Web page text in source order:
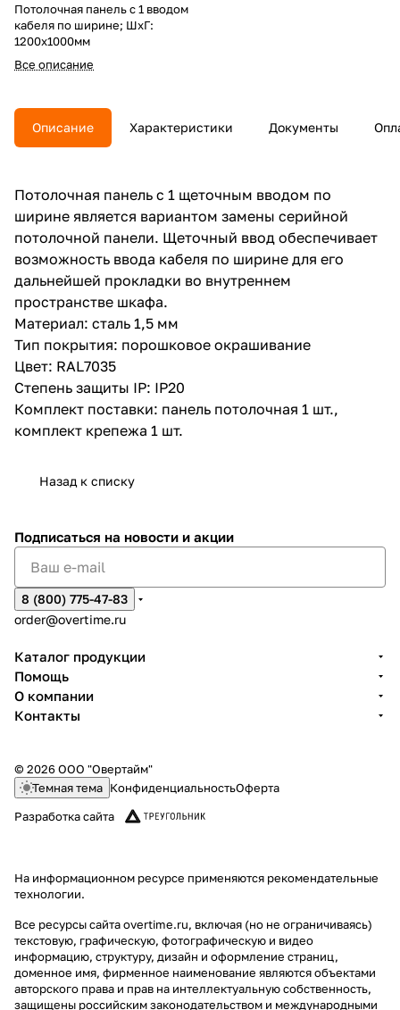
Потолочная панель с 1 вводом
кабеля по ширине; ШхГ:
1200х1000мм
Все описание
Описание Характеристики Документы
Потолочная панель с 1 щеточным вводом по
ширине является вариантом замены серийной
потолочной панели. Щеточный ввод обеспечивает
возможность ввода кабеля по ширине для его
дальнейшей прокладки во внутреннем
пространстве шкафа.
Материал: сталь 1,5 мм
Тип покрытия: порошковое окрашивание
Цвет: RAL7035
Степень защиты IP: IP20
Комплект поставки: панель потолочная 1 шт.,
комплект крепежа 1 шт.
Назад к списку
Подписаться на новости и акции
8 (800) 775-47-83
order@overtime.ru
Каталог продукции
Помощь
О компании
Контакты
© 2026 ООО "Овертайм"
Темная тема КонфиденциальностьОферта
Разработка сайта
На информационном ресурсе применяются рекомендательные
технологии.
Все ресурсы сайта overtime.ru, включая (но не ограничиваясь)
текстовую, графическую, фотографическую и видео
информацию, структуру, дизайн и оформление страниц,
доменное имя, фирменное наименование являются объектами
авторского права и прав на интеллектуальную собственность,
защищены российским законодательством и международными